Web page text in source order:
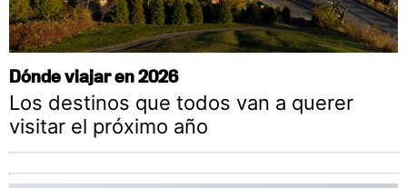
Dónde viajar en 2026
Los destinos que todos van a querer
visitar el próximo año